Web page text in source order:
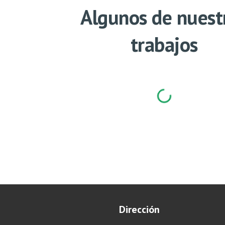
Algunos de
trabajos
Dirección